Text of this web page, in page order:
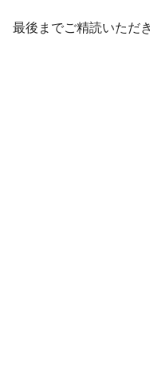
最後までご精読いただ